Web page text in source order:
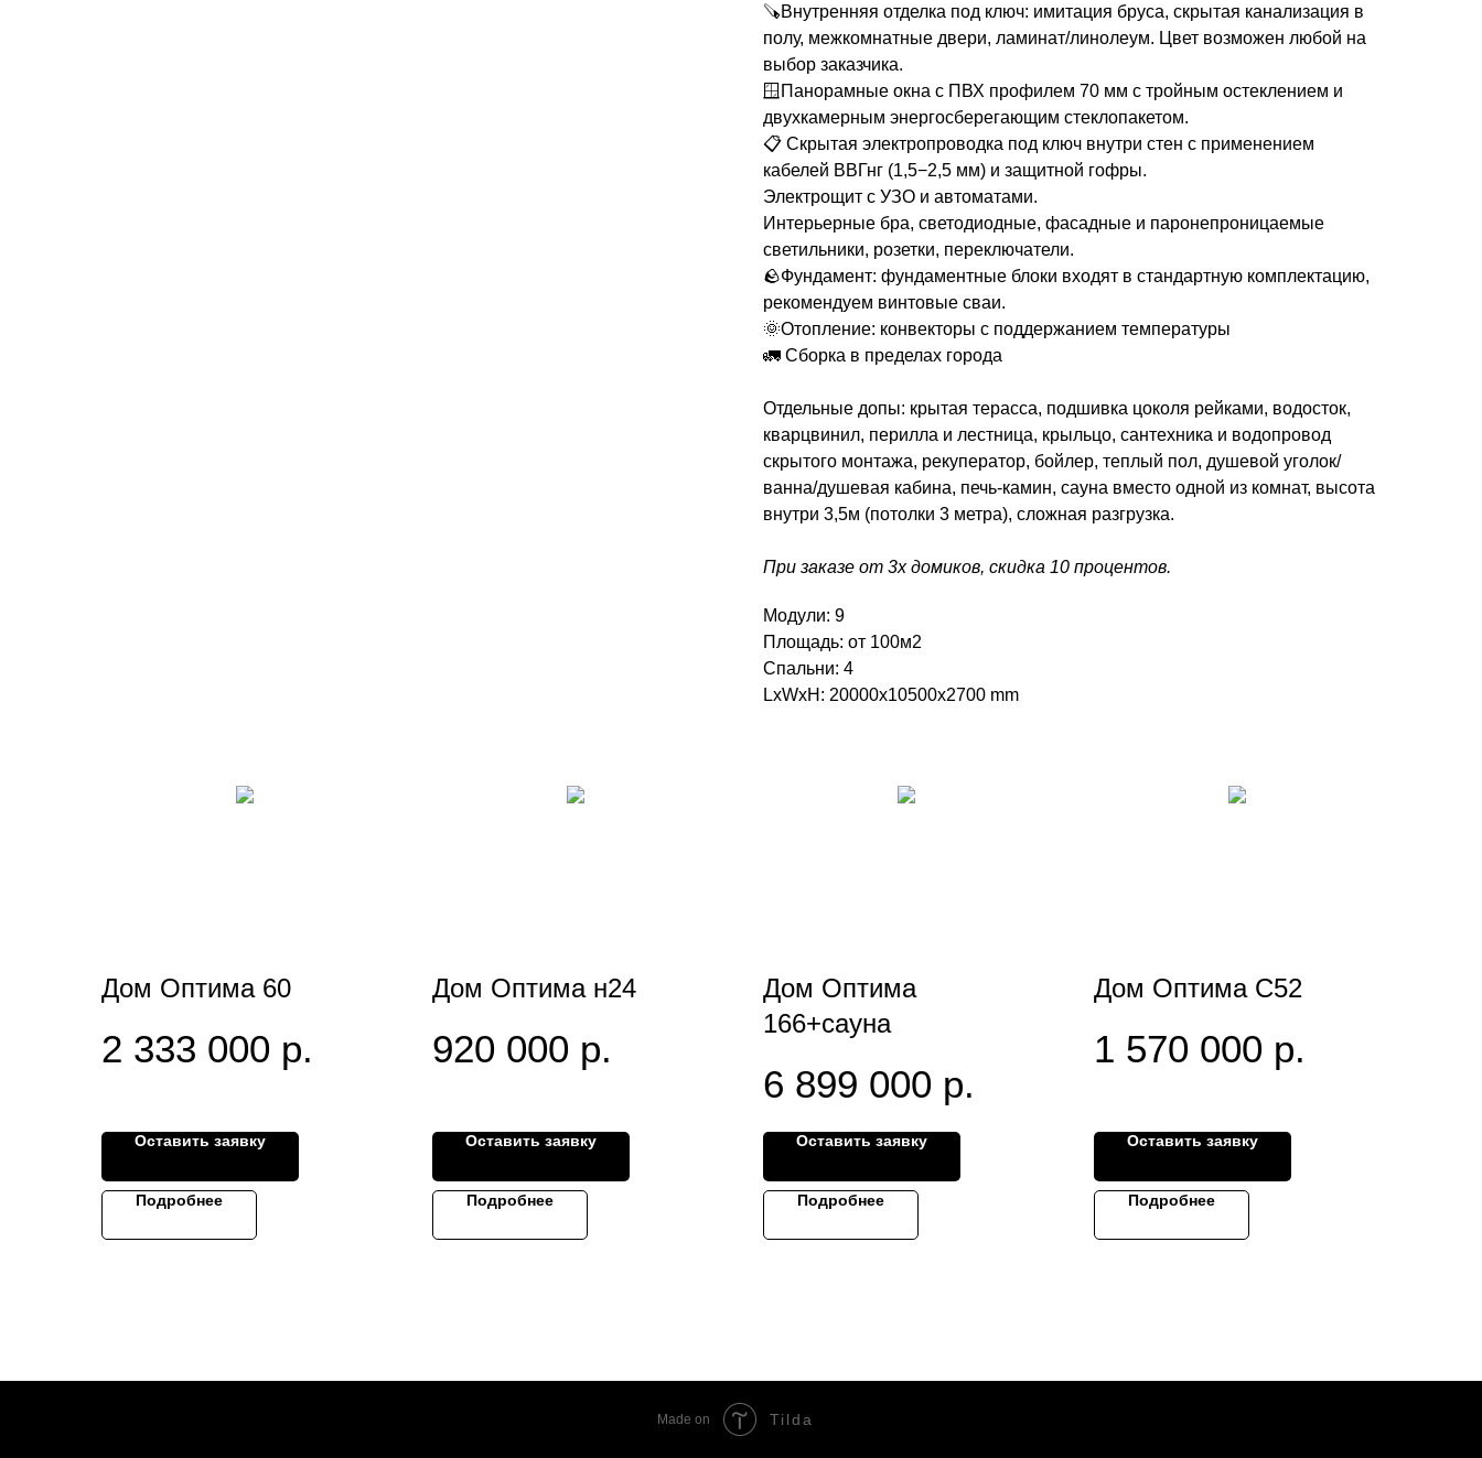
🪚Внутренняя отделка под ключ: имитация бруса, скрытая канализация в
полу, межкомнатные двери, ламинат/линолеум. Цвет возможен любой на
выбор заказчика.
🪟Панорамные окна с ПВХ профилем 70 мм с тройным остеклением и
двухкамерным энергосберегающим стеклопакетом.
📋 Скрытая электропроводка под ключ внутри стен с применением
кабелей ВВГнг (1,5−2,5 мм) и защитной гофры.
Электрощит с УЗО и автоматами.
Интерьерные бра, светодиодные, фасадные и паронепроницаемые
светильники, розетки, переключатели.
🪨Фундамент: фундаментные блоки входят в стандартную комплектацию,
рекомендуем винтовые сваи.
🌞Отопление: конвекторы с поддержанием температуры
🚛 Сборка в пределах города
Отдельные допы: крытая терасса, подшивка цоколя рейками, водосток,
кварцвинил, перилла и лестница, крыльцо, сантехника и водопровод
скрытого монтажа, рекуператор, бойлер, теплый пол, душевой уголок/
ванна/душевая кабина, печь-камин, сауна вместо одной из комнат, высота
внутри 3,5м (потолки 3 метра), сложная разгрузка.
При заказе от 3х домиков, скидка 10 процентов.
Модули: 9
Площадь: от 100м2
Спальни: 4
LxWxH: 20000x10500x2700 mm
Дом Оптима 60
2 333 000 р.
Оставить заявку
Подробнее
Дом Оптима н24
920 000 р.
Оставить заявку
Подробнее
Дом Оптима
166+сауна
6 899 000 р.
Оставить заявку
Подробнее
Дом Оптима С52
1 570 000 р.
Оставить заявку
Подробнее
Made on Tilda